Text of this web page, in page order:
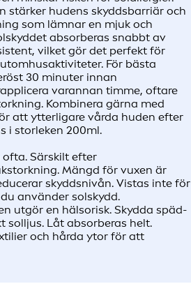
stärker hudens skyddsbarriär och
som lämnar en mjuk och
absorberas snabbt av
vilket gör det perfekt för
För bästa
30 minuter innan
varannan timme, oftare
Kombinera gärna med
att ytterligare vårda huden efter
i storleken 200ml.
Särskilt efter
Mängd för vuxen är
skyddsnivån. Vistas inte för
använder solskydd.
utgör en hälsorisk. Skydda späd-
solljus. Låt absorberas helt.
och hårda ytor för att